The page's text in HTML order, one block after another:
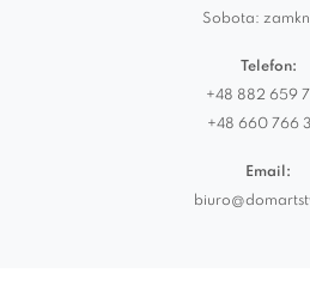
Sobota:
Telefon:
+48 882 659
+48 660 766
Email: